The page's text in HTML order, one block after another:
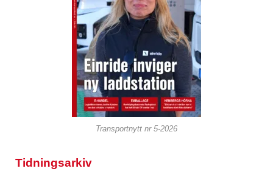
Transportnytt nr 5-2026
Tidningsarkiv